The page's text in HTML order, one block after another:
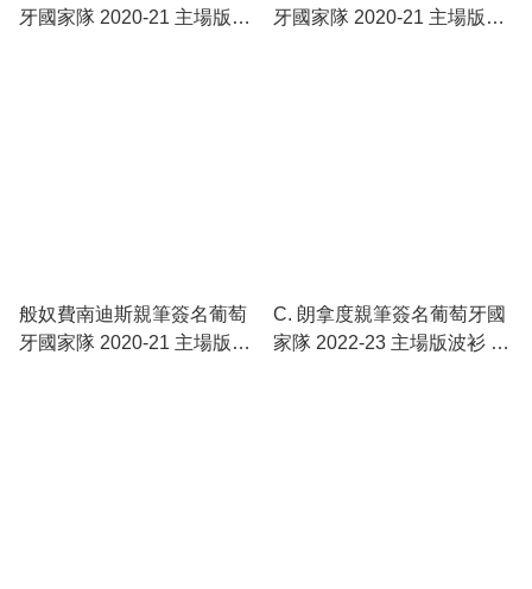
牙國家隊 2020-21 主場版波
牙國家隊 2020-21 主場版波
般奴費南迪斯親筆簽名葡萄
牙國家隊 2020-21 主場版波
C. 朗拿度親筆簽名葡萄牙國
家隊 2022-23 主場版波衫 (